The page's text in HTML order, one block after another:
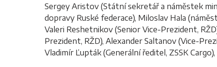
Sergey Aristov (Státní sekretář a náměstek
dopravy Ruské federace), Miloslav Hala
Valeri Reshetnikov (Senior Vice-Prezident,
Prezident, RŽD), Alexander Saltanov (Vice-
Vladimír Ľupták (Generální ředitel, ZSSK